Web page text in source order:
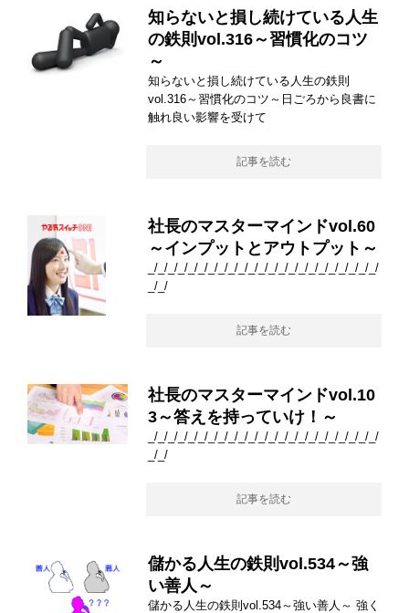
知らないと損し続けている人生
の鉄則vol.316～習慣化のコツ
～
知らないと損し続けている人生の鉄則
vol.316～習慣化のコツ～日ごろから良書に
触れ良い影響を受けて
記事を読む
社長のマスターマインドvol.60
～インプットとアウトプット～
_/_/_/_/_/_/_/_/_/_/_/_/_/_/_/_/_/_/_/_/_/_/_/
_/_/
記事を読む
社長のマスターマインドvol.10
3～答えを持っていけ！～
_/_/_/_/_/_/_/_/_/_/_/_/_/_/_/_/_/_/_/_/_/_/_/
_/_/
記事を読む
儲かる人生の鉄則vol.534～強
い善人～
儲かる人生の鉄則vol.534～強い善人～ 強く